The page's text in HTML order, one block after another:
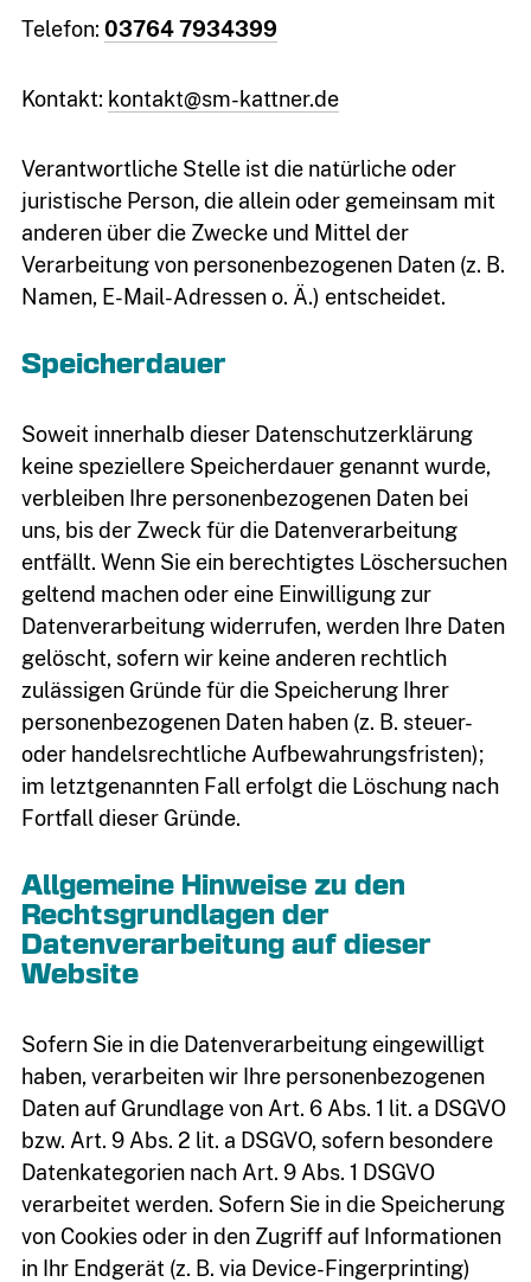
kontakt@sm-
Telefon: 03764 7934399
Kontakt: kontakt@sm-kattner.de
Verantwortliche Stelle ist die natürliche oder
juristische Person, die allein oder gemeinsam mit
anderen über die Zwecke und Mittel der
Verarbeitung von personenbezogenen Daten (z. B.
Namen, E-Mail-Adressen o. Ä.) entscheidet.
Speicherdauer
Soweit innerhalb dieser Datenschutzerklärung
keine speziellere Speicherdauer genannt wurde,
verbleiben Ihre personenbezogenen Daten bei
uns, bis der Zweck für die Datenverarbeitung
entfällt. Wenn Sie ein berechtigtes Löschersuchen
geltend machen oder eine Einwilligung zur
Datenverarbeitung widerrufen, werden Ihre Daten
gelöscht, sofern wir keine anderen rechtlich
zulässigen Gründe für die Speicherung Ihrer
personenbezogenen Daten haben (z. B. steuer-
oder handelsrechtliche Aufbewahrungsfristen);
im letztgenannten Fall erfolgt die Löschung nach
Fortfall dieser Gründe.
Allgemeine Hinweise zu den
Rechtsgrundlagen der
Datenverarbeitung auf dieser
Website
Sofern Sie in die Datenverarbeitung eingewilligt
haben, verarbeiten wir Ihre personenbezogenen
Daten auf Grundlage von Art. 6 Abs. 1 lit. a DSGVO
bzw. Art. 9 Abs. 2 lit. a DSGVO, sofern besondere
Datenkategorien nach Art. 9 Abs. 1 DSGVO
verarbeitet werden. Sofern Sie in die Speicherung
von Cookies oder in den Zugriff auf Informationen
in Ihr Endgerät (z. B. via Device-Fingerprinting)